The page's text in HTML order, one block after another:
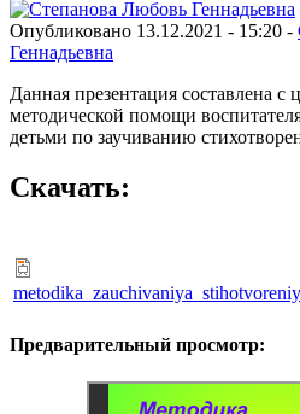
Опубликовано 13.12.2021 - 15:20 -
Геннадьевна
Данная презентация составлена с
методической помощи
детьми по заучиванию
Скачать:
Предварительный просмотр: